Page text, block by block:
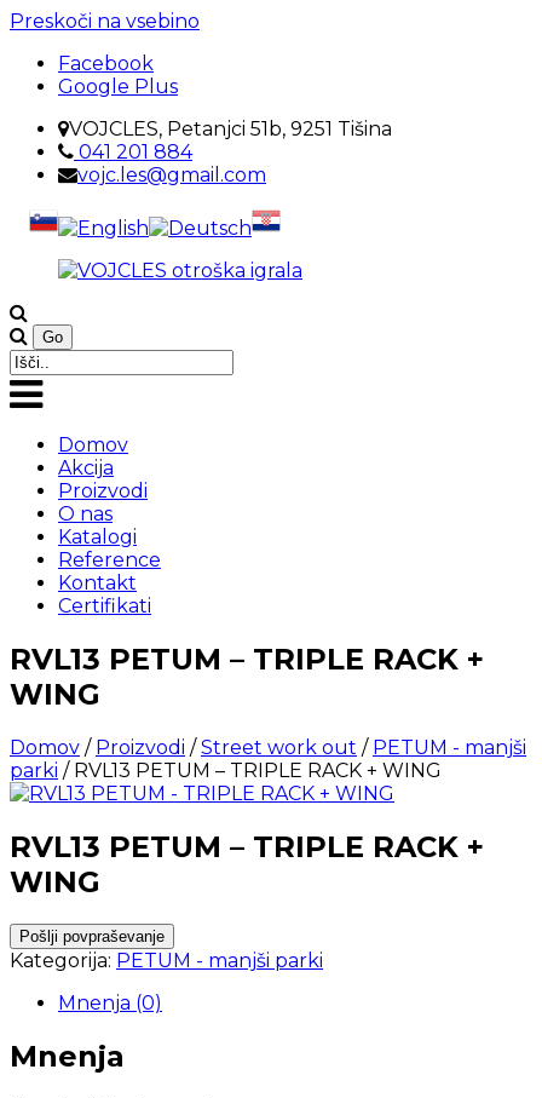
Preskoči na vsebino
Facebook
Google Plus
VOJCLES, Petanjci 51b, 9251 Tišina
041 201 884
vojc.les@gmail.com
VOJCLES
otroška
igrala
Otroška
igrala
Domov
Akcija
Proizvodi
O nas
Katalogi
Reference
Kontakt
Certifikati
RVL13 PETUM – TRIPLE RACK +
WING
Domov / Proizvodi /Street work out / PETUM - manjši
parki / RVL13 PETUM – TRIPLE RACK + WING
RVL13 PETUM – TRIPLE RACK +
WING
Kategorija: PETUM - manjši parki
Mnenja (0)
Mnenja